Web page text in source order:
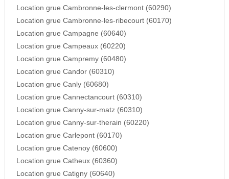
Location grue Cambronne-les-clermont (60290)
Location grue Cambronne-les-ribecourt (60170)
Location grue Campagne (60640)
Location grue Campeaux (60220)
Location grue Campremy (60480)
Location grue Candor (60310)
Location grue Canly (60680)
Location grue Cannectancourt (60310)
Location grue Canny-sur-matz (60310)
Location grue Canny-sur-therain (60220)
Location grue Carlepont (60170)
Location grue Catenoy (60600)
Location grue Catheux (60360)
Location grue Catigny (60640)